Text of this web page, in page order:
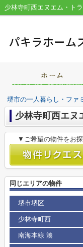
堺市の一人暮らし・フ
少林寺町西エヌ
▼ご希望の物件をお
同じエリアの物件
堺市堺区
少林寺町西
南海本線 湊